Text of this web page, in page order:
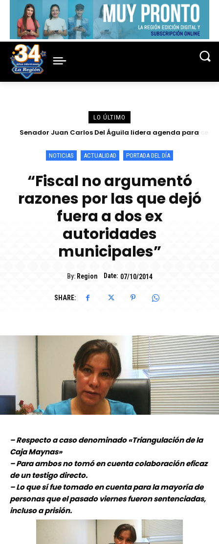
LO ÚLTIMO
Senador Juan Carlos Del Águila lidera agenda para
Centro de Escucha del Vicariato de Iquitos fortalece
NOTICIAS ACTUALIDAD PORTADA DEL DÍA
“Fiscal no argumentó
razones por las que dejó
fuera a dos ex
autoridades
municipales”
By: Region Date: 07/10/2014
SHARE:
– Respecto a caso denominado «Triangulación de la
Caja Maynas»
– Para ambos no tomó en cuenta colaboración eficaz
de un testigo directo.
– Lo que sí fue tomado en cuenta para la mayoría de
personas que el pasado viernes fueron sentenciadas,
incluso a prisión.